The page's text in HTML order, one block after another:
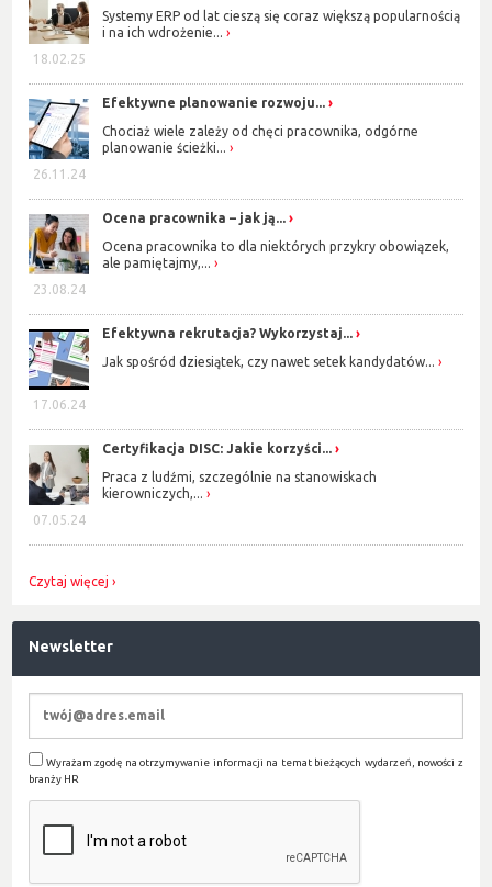
18.02.25
Systemy ERP od lat cieszą się coraz większą popularnością
i na ich wdrożenie...
26.11.24
Efektywne planowanie rozwoju...
Chociaż wiele zależy od chęci pracownika, odgórne
planowanie ścieżki...
23.08.24
Ocena pracownika – jak ją...
Ocena pracownika to dla niektórych przykry obowiązek,
ale pamiętajmy,...
17.06.24
Efektywna rekrutacja? Wykorzystaj...
Jak spośród dziesiątek, czy nawet setek kandydatów...
07.05.24
Certyfikacja DISC: Jakie korzyści...
Praca z ludźmi, szczególnie na stanowiskach
kierowniczych,...
Czytaj więcej
Newsletter
Wyrażam zgodę na otrzymywanie informacji na temat bieżących wydarzeń, nowości z
branży HR